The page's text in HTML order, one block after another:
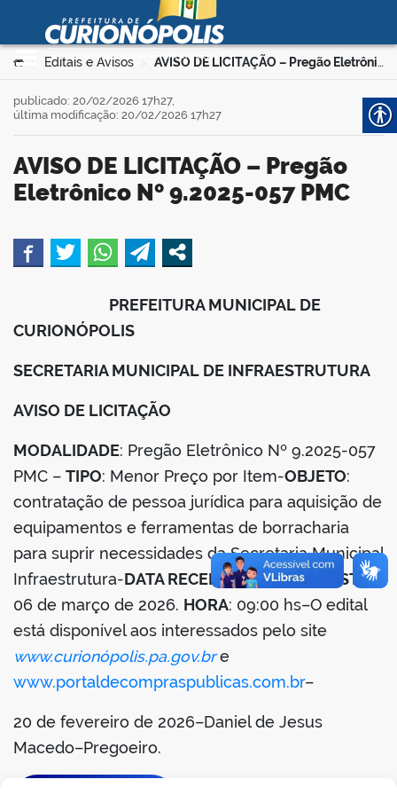
Ir para o conteúdo
Prefeitura Municipal de
Curionópolis
portal
Você está aqui:
Editais e Avisos > AVISO DE LICITAÇÃO – Pregão Eletrônico Nº 9.2025-057 PMC
AVISO DE LICITAÇÃO – Pregão
Eletrônico Nº 9.2025-057 PMC
publicado: 20/02/2026 17h27,
última modificação: 20/02/2026 17h27
PREFEITURA MUNICIPAL DE
CURIONÓPOLIS
SECRETARIA MUNICIPAL DE INFRAESTRUTURA
AVISO DE LICITAÇÃO
MODALIDADE: Pregão Eletrônico Nº 9.2025-057
PMC – TIPO: Menor Preço por Item-OBJETO:
contratação de pessoa jurídica para aquisição de
equipamentos e ferramentas de borracharia
para suprir necessidades da Secretaria Municipal
Infraestrutura-DATA RECEBIMENTO PROPOSTAS
06 de março de 2026. HORA: 09:00 hs–O edital
está disponível aos interessados pelo site
www.curionópolis.pa.gov.bre
www.portaldecompraspublicas.com.br–
20 de fevereiro de 2026–Daniel de Jesus
Macedo–Pregoeiro.